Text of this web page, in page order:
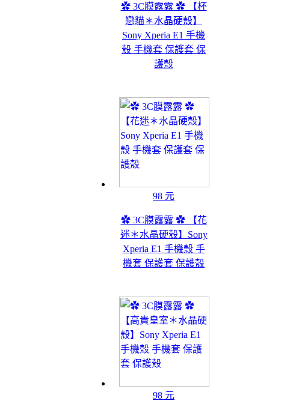
✿ 3C膜露露 ✿ 【杯
戀貓＊水晶硬殼】
Sony Xperia E1 手機
殼 手機套 保護套 保
護殼
98 元
✿ 3C膜露露 ✿ 【花
迷＊水晶硬殼】Sony
Xperia E1 手機殼 手
機套 保護套 保護殼
98 元